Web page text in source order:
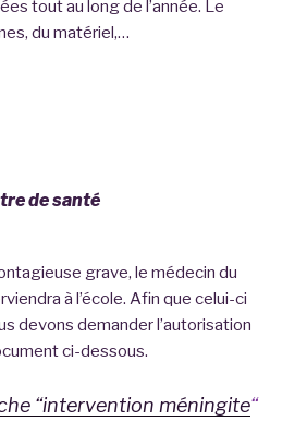
tout au long de l’année. Le
du matériel,…
de santé
grave, le médecin du
à l’école. Afin que celui-ci
devons demander l’autorisation
ci-dessous.
“intervention méningite“